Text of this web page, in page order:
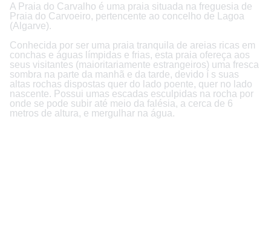
A Praia do Carvalho é uma praia situada na freguesia de
Praia do Carvoeiro, pertencente ao concelho de Lagoa
(Algarve).
Conhecida por ser uma praia tranquila de areias ricas em
conchas e águas lí­mpidas e frias, esta praia ofereça aos
seus visitantes (maioritariamente estrangeiros) uma fresca
sombra na parte da manhã e da tarde, devido í s suas
altas rochas dispostas quer do lado poente, quer no lado
nascente. Possui umas escadas esculpidas na rocha por
onde se pode subir até meio da falésia, a cerca de 6
metros de altura, e mergulhar na água.